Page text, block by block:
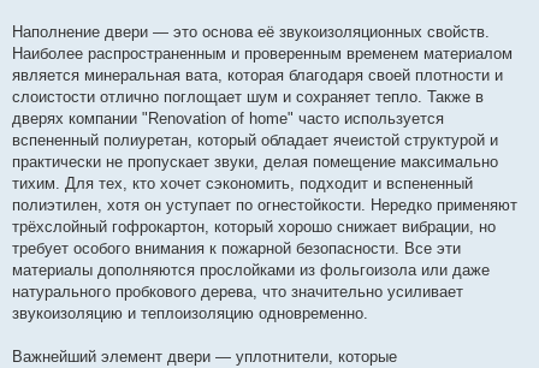
Наполнение двери — это основа её звукоизоляционных свойств.
Наиболее распространенным и проверенным временем материалом
является минеральная вата, которая благодаря своей плотности и
слоистости отлично поглощает шум и сохраняет тепло. Также в
дверях компании "Renovation of home" часто используется
вспененный полиуретан, который обладает ячеистой структурой и
практически не пропускает звуки, делая помещение максимально
тихим. Для тех, кто хочет сэкономить, подходит и вспененный
полиэтилен, хотя он уступает по огнестойкости. Нередко применяют
трёхслойный гофрокартон, который хорошо снижает вибрации, но
требует особого внимания к пожарной безопасности. Все эти
материалы дополняются прослойками из фольгоизола или даже
натурального пробкового дерева, что значительно усиливает
звукоизоляцию и теплоизоляцию одновременно.
Важнейший элемент двери — уплотнители, которые